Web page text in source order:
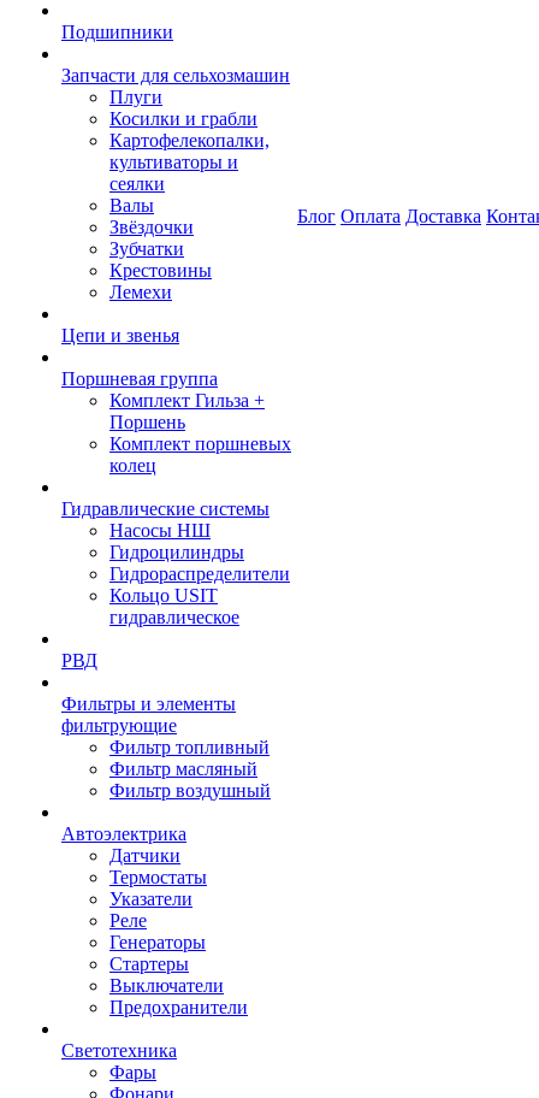
Подшипники
Запчасти для сельхозмашин
Плуги
Косилки и грабли
Картофелекопалки,
культиваторы и
сеялки
Валы
Звёздочки
Зубчатки
Крестовины
Лемехи
Цепи и звенья
Поршневая группа
Комплект Гильза +
Поршень
Комплект поршневых
колец
Гидравлические системы
Насосы НШ
Гидроцилиндры
Гидрораспределители
Кольцо USIT
гидравлическое
РВД
Фильтры и элементы
фильтрующие
Фильтр топливный
Фильтр масляный
Фильтр воздушный
Автоэлектрика
Датчики
Термостаты
Указатели
Реле
Генераторы
Стартеры
Выключатели
Предохранители
Светотехника
Фары
Фонари
Блог Оплата Доставка